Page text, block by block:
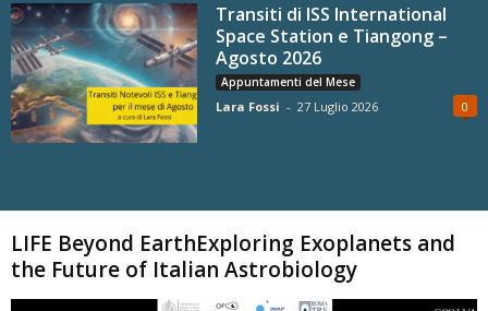
Transiti di ISS International
Space Station e Tiangong –
Agosto 2026
Appuntamenti del Mese
Lara Fossi - 27 Luglio 2026 0
LIFE Beyond EarthExploring Exoplanets and
the Future of Italian Astrobiology